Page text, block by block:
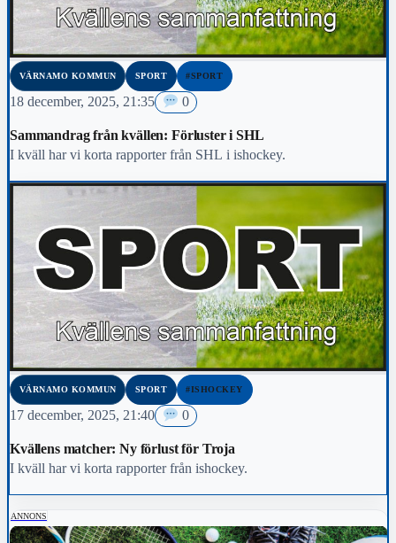
VÄRNAMO KOMMUN SPORT #SPORT
18 december, 2025, 21:35 0
Sammandrag från kvällen: Förluster i SHL
I kväll har vi korta rapporter från SHL i ishockey.
VÄRNAMO KOMMUN SPORT #ISHOCKEY
17 december, 2025, 21:40 0
Kvällens matcher: Ny förlust för Troja
I kväll har vi korta rapporter från ishockey.
ANNONS